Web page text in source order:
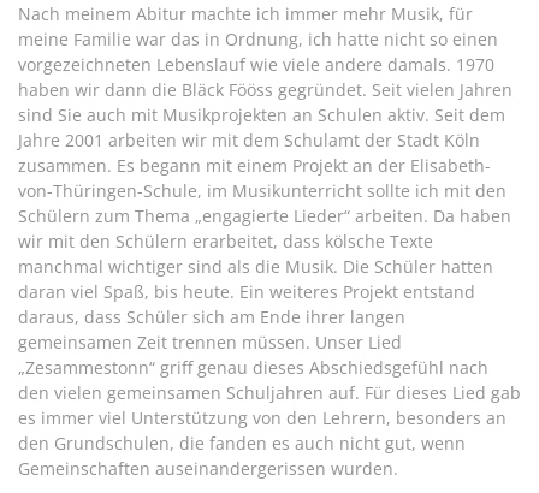
Nach meinem Abitur machte ich immer mehr Musik, für
meine Familie war das in Ordnung, ich hatte nicht so einen
vorgezeichneten Lebenslauf wie viele andere damals. 1970
haben wir dann die Bläck Fööss gegründet. Seit vielen Jahren
sind Sie auch mit Musikprojekten an Schulen aktiv. Seit dem
Jahre 2001 arbeiten wir mit dem Schulamt der Stadt Köln
zusammen. Es begann mit einem Projekt an der Elisabeth-
von-Thüringen-Schule, im Musikunterricht sollte ich mit den
Schülern zum Thema „engagierte Lieder“ arbeiten. Da haben
wir mit den Schülern erarbeitet, dass kölsche Texte
manchmal wichtiger sind als die Musik. Die Schüler hatten
daran viel Spaß, bis heute. Ein weiteres Projekt entstand
daraus, dass Schüler sich am Ende ihrer langen
gemeinsamen Zeit trennen müssen. Unser Lied
„Zesammestonn“ griff genau dieses Abschiedsgefühl nach
den vielen gemeinsamen Schuljahren auf. Für dieses Lied gab
es immer viel Unterstützung von den Lehrern, besonders an
den Grundschulen, die fanden es auch nicht gut, wenn
Gemeinschaften auseinandergerissen wurden.